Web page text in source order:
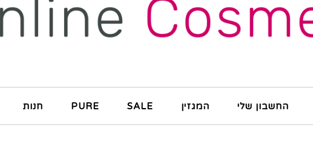
חנות PURE SALE המגזין החשבון שלי